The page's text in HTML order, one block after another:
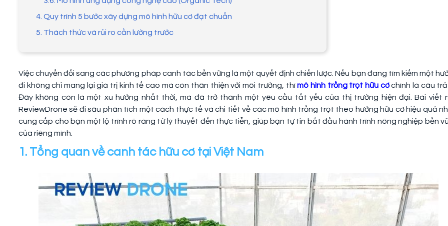
4. Quy trình 5 bước xây dựng mô hình hữu cơ đạt chuẩn
5. Thách thức và rủi ro cần lường trước
Việc chuyển đổi sang các phương pháp canh tác bền vững là một quyết định chiến lược. Nếu bạn đang tìm kiếm một
đi không chỉ mang lại giá trị kinh tế cao mà còn thân thiện với môi trường, thìmô hình trồng trọt hữu cơchính là câu trả
Đây không còn là một xu hướng nhất thời, mà đã trở thành một yêu cầu tất yếu của thị trường hiện đại. Bài viết
ReviewDrone sẽ đi sâu phân tích một cách thực tế và chi tiết về các mô hình trồng trọt theo hướng hữu cơ hiệu quả
cung cấp cho bạn một lộ trình rõ ràng từ lý thuyết đến thực tiễn, giúp bạn tự tin bắt đầu hành trình nông nghiệp bền
của riêng mình.
1. Tổng quan về canh tác hữu cơ tại Việt Nam